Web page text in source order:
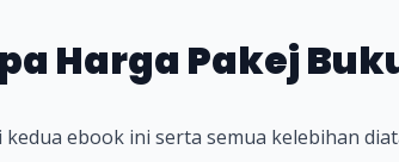
Harga Pakej
ebook ini serta semua kelebihan